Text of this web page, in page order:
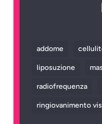
addome
liposuzione
radiofrequenza
ringiovanimento